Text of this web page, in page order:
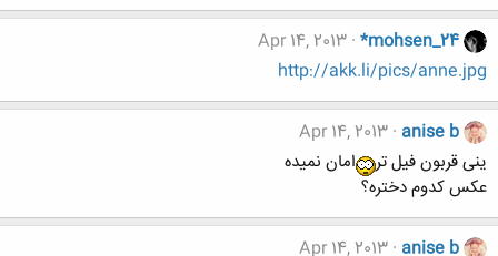
*mohsen_24
Apr 14, 2013
http://akk.li/pics/anne.jpg
anise b
Apr 14, 2013
ینی قربون فیل تر
امان نمیده
عکس کدوم دختره؟
anise b
Apr 14, 2013